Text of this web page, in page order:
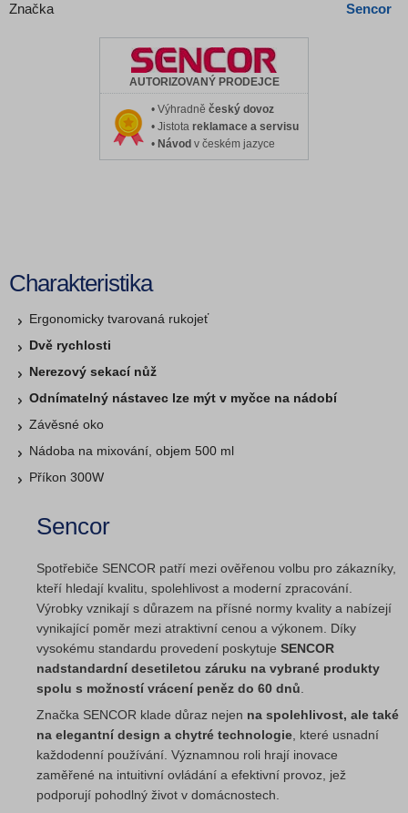
Značka Sencor
AUTORIZOVANÝ PRODEJCE
• Výhradně český dovoz
• Jistota reklamace a servisu
• Návod v českém jazyce
Charakteristika
Ergonomicky tvarovaná rukojeť
Dvě rychlosti
Nerezový sekací nůž
Odnímatelný nástavec lze mýt v myčce na nádobí
Závěsné oko
Nádoba na mixování, objem 500 ml
Příkon 300W
Sencor
Spotřebiče SENCOR patří mezi ověřenou volbu pro zákazníky,
kteří hledají kvalitu, spolehlivost a moderní zpracování.
Výrobky vznikají s důrazem na přísné normy kvality a nabízejí
vynikající poměr mezi atraktivní cenou a výkonem. Díky
vysokému standardu provedení poskytuje SENCOR
nadstandardní desetiletou záruku na vybrané produkty
spolu s možností vrácení peněz do 60 dnů
Značka SENCOR klade důraz nejen na spolehlivost, ale také
na elegantní design a chytré technologie , které usnadní
každodenní používání. Významnou roli hrají inovace
zaměřené na intuitivní ovládání a efektivní provoz, jež
podporují pohodlný život v domácnostech.